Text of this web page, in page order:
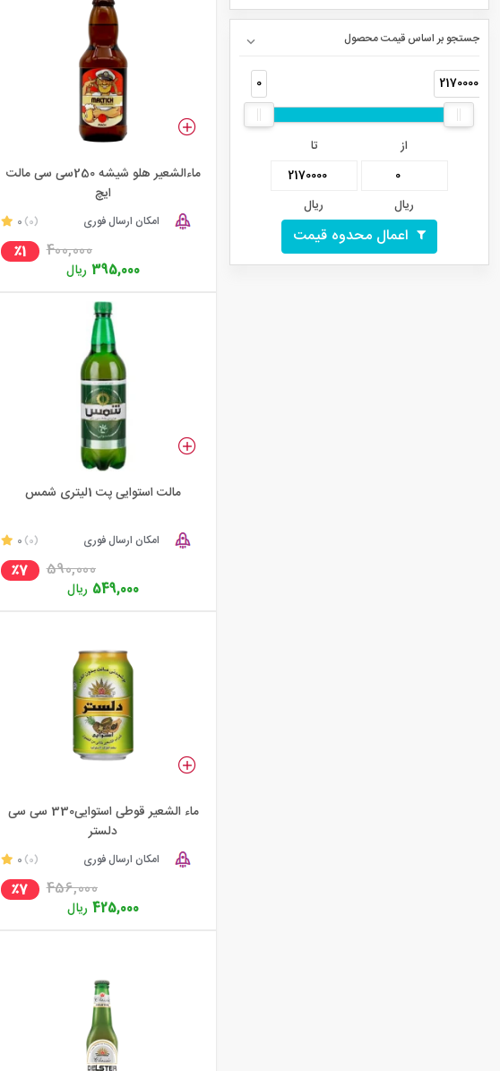
جستجو بر اساس قیمت محصول
0 2170000
از
ریال
تا
ریال
اعمال محدوه قیمت
ماءالشعیر هلو شیشه 250سی سی مالت
ایچ
امکان ارسال فوری 0 (0)
400,000 ٪1
395,000 ریال
مالت استوایی پت 1لیتری شمس
امکان ارسال فوری 0 (0)
590,000 ٪7
549,000 ریال
ماء الشعیر قوطی استوایی330 سی سی
دلستر
امکان ارسال فوری 0 (0)
456,000 ٪7
425,000 ریال